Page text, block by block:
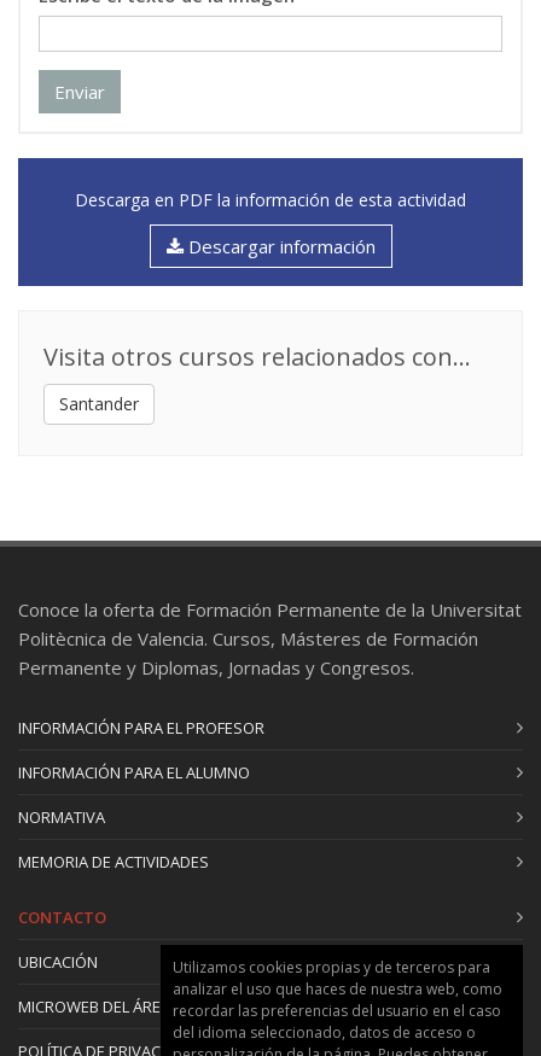
Enviar
Descarga en PDF la información de esta actividad
Descargar información
Visita otros cursos relacionados con...
Santander
Conoce la oferta de Formación Permanente de la Universitat
Politècnica de Valencia. Cursos, Másteres de Formación
Permanente y Diplomas, Jornadas y Congresos.
INFORMACIÓN PARA EL PROFESOR
INFORMACIÓN PARA EL ALUMNO
NORMATIVA
MEMORIA DE ACTIVIDADES
CONTACTO
UBICACIÓN
MICROWEB DEL ÁREA
POLÍTICA DE PRIVACIDAD Y COOKIES
Utilizamos cookies propias y de terceros para
analizar el uso que haces de nuestra web, como
recordar las preferencias del usuario en el caso
del idioma seleccionado, datos de acceso o